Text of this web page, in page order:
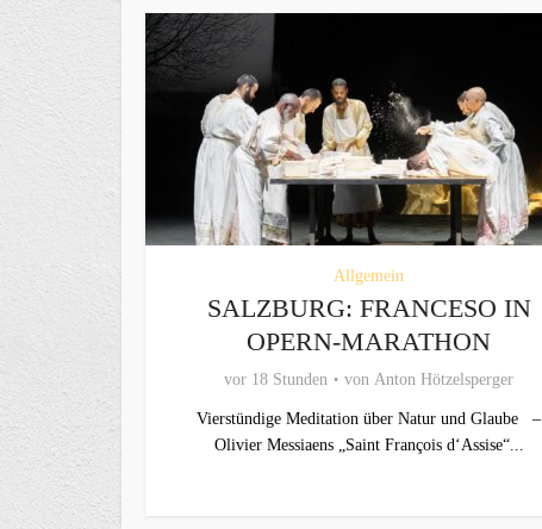
Allgemein
SALZBURG: FRANCESO IN
OPERN-MARATHON
vor 18 Stunden von Anton Hötzelsperger
Vierstündige Meditation über Natur und Glaube –
Olivier Messiaens „Saint François d‘Assise“...